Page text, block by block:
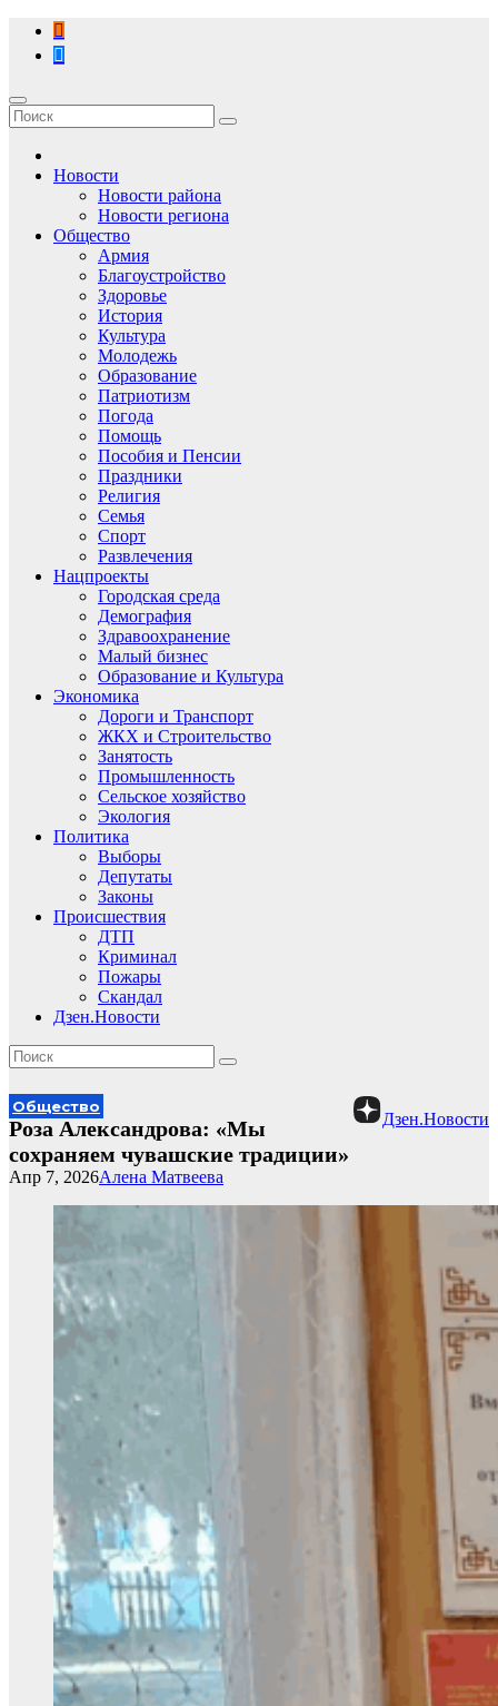
Перейти
содержимому
Новости
Новости района
Новости региона
Общество
Армия
Благоустройство
Здоровье
История
Культура
Молодежь
Образование
Патриотизм
Погода
Помощь
Пособия и Пенсии
Праздники
Религия
Семья
Спорт
Развлечения
Нацпроекты
Городская среда
Демография
Здравоохранение
Малый бизнес
Образование и Культура
Экономика
Дороги и Транспорт
ЖКХ и Строительство
Занятость
Промышленность
Сельское хозяйство
Экология
Политика
Выборы
Депутаты
Законы
Происшествия
ДТП
Криминал
Пожары
Скандал
Дзен.Новости
Дзен.Новости
Общество
Роза Александрова: «Мы
сохраняем чувашские традиции»
Алена Матвеева
Апр 7, 2026